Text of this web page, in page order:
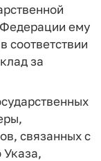
ему
соответствии
за
связанных с
Указа,